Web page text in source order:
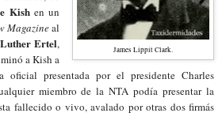
James Lippit Clark.
Kishen un
Magazineal
Luther Ertel,
a Kish a
oficial presentada por el presidente Charles
miembro de la NTA podía presentar la
fallecido o vivo, avalado por otras dos firmás